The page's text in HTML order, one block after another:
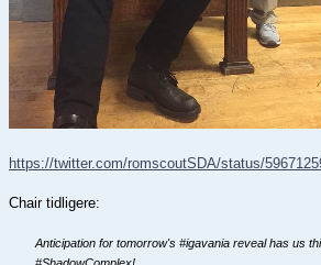
https://twitter.com/romscoutSDA/status/
Chair tidligere:
Anticipation for tomorrow's #igavania reveal has us